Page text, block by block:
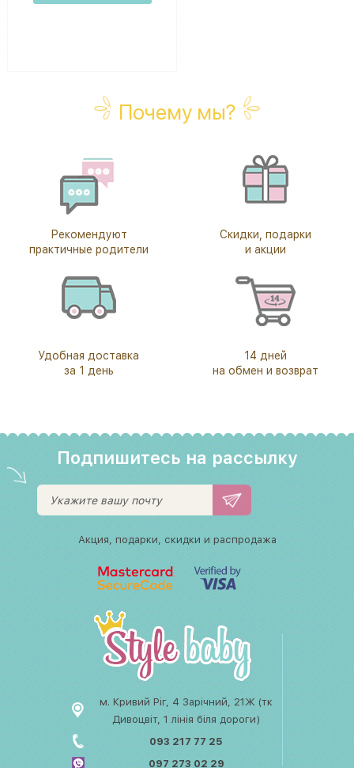
Почему мы?
Рекомендуют
практичные родители
Скидки, подарки
и акции
Удобная доставка
за 1 день
14 дней
на обмен и возврат
Подпишитесь на рассылку
Акция, подарки, скидки и распродажа
м. Кривий Ріг, 4 Зарічний, 21Ж (тк
Дивоцвіт, 1 лінія біля дороги)
093 217 77 25
097 273 02 29